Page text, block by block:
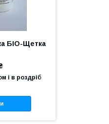
БІО-Щетка
і в роздріб